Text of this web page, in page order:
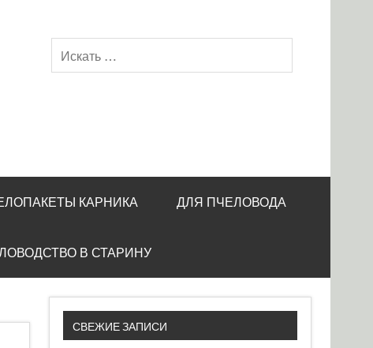
КАРНИКА ДЛЯ ПЧЕЛОВОДА
В СТАРИНУ
СВЕЖИЕ ЗАПИСИ